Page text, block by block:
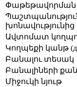
խոնավությունից
Ավտոմատ
Կողպեքի կանթ
Բանալու տեսակ
Բանալիների
Միջուկի նյութ